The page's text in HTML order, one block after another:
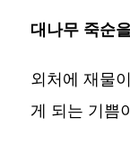
대나무 죽순
외처에 재물
게 되는 기쁨